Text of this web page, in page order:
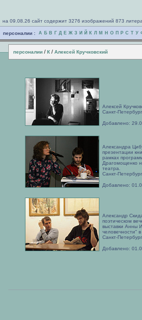
на 09.08.26 сайт содержит 3276 изображений 873
персоналии : А Б В Г Д Е Ж З И Й К Л М Н О П Р С Т У
персоналии / К / Алексей Кручковский
Алексей
Санкт-
Добавлено:
Александра
презентации
рамках
Драгомощенко
театра.
Санкт-
Добавлено:
Александр
поэтическом
выставки Анны
человечности"
Санкт-
Добавлено: